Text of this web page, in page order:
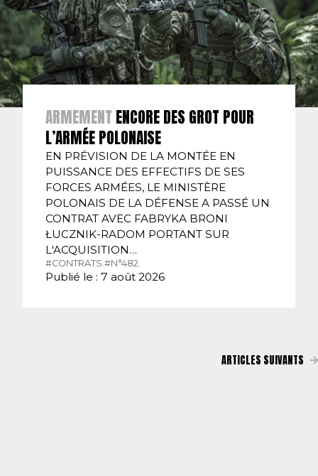
ARMEMENT ENCORE DES GROT POUR
L’ARMÉE POLONAISE
EN PRÉVISION DE LA MONTÉE EN
PUISSANCE DES EFFECTIFS DE SES
FORCES ARMÉES, LE MINISTÈRE
POLONAIS DE LA DÉFENSE A PASSÉ UN
CONTRAT AVEC FABRYKA BRONI
ŁUCZNIK-RADOM PORTANT SUR
L'ACQUISITION…
#CONTRATS. #N°482.
Publié le : 7 août 2026
ARTICLES SUIVANTS